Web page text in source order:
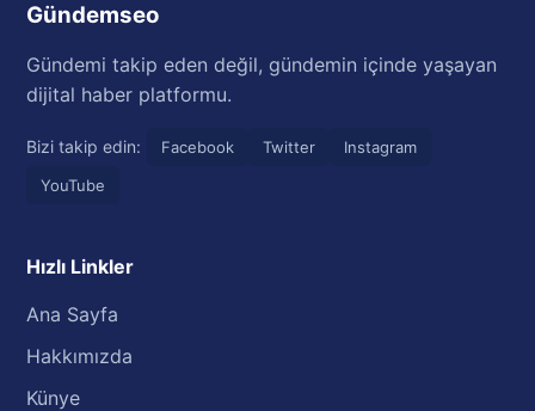
Gündemseo
Gündemi takip eden değil, gündemin içinde yaşayan
dijital haber platformu.
Bizi takip edin: Facebook Twitter
Instagram
YouTube
Hızlı Linkler
Ana Sayfa
Hakkımızda
Künye